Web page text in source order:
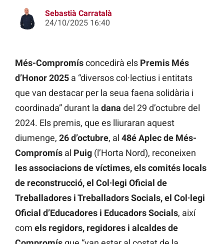
Sebastià Carratalà
24/10/2025 16:40
Més-Compromísconcedirà els Premis Més
d’Honor 2025 a “diversos col·lectius i entitats
que van destacar per la seua faena solidària i
coordinada” durant la dana del 29 d’octubre del
2024. Els premis, que es lliuraran aquest
diumenge, 26 d’octubre, al 48é Aplec de Més-
Compromís al Puig (l’Horta Nord), reconeixen
les associacions de víctimes, els comités locals
de reconstrucció, el Col·legi Oficial de
Treballadores i Treballadors Socials, el Col·legi
Oficial d’Educadores i Educadors Socials, així
com els regidors, regidores i alcaldes de